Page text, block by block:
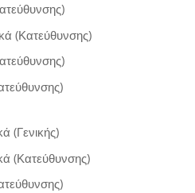
(Κατεύθυνσης)
(Γενικής)
(Κατεύθυνσης)